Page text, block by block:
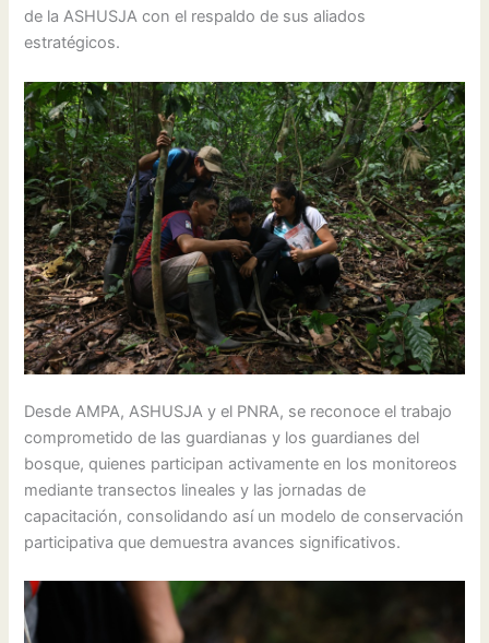
de la ASHUSJA con el respaldo de sus aliados
estratégicos.
Desde AMPA, ASHUSJA y el PNRA, se reconoce el trabajo
comprometido de las guardianas y los guardianes del
bosque, quienes participan activamente en los monitoreos
mediante transectos lineales y las jornadas de
capacitación, consolidando así un modelo de conservación
participativa que demuestra avances significativos.